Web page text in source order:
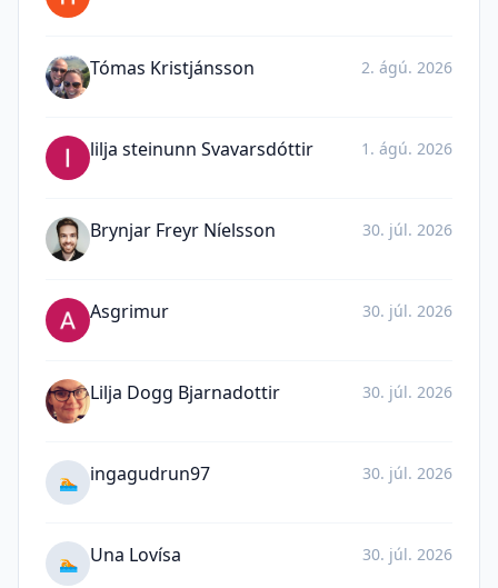
Tómas Kristjánsson 2. ágú. 2026
lilja steinunn Svavarsdóttir 1. ágú. 2026
Brynjar Freyr Níelsson 30. júl. 2026
Asgrimur 30. júl. 2026
Lilja Dogg Bjarnadottir 30. júl. 2026
🏊 ingagudrun97 30. júl. 2026
🏊 Una Lovísa 30. júl. 2026